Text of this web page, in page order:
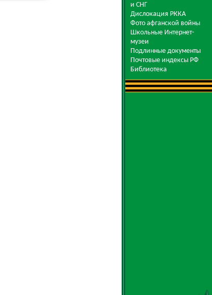
и СНГ
Дислокация РККА
Фото афганской войны
Школьные Интернет-
музеи
Подлинные документы
Почтовые индексы РФ
Библиотека